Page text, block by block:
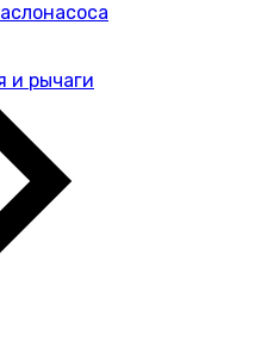
и рычаги